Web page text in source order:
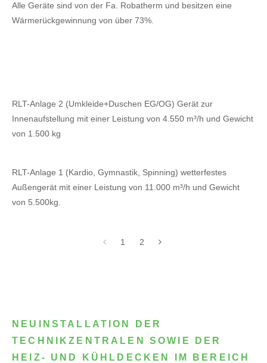
Alle Geräte sind von der Fa. Robatherm und besitzen eine
Wärmerückgewinnung von über 73%.
RLT-Anlage 2 (Umkleide+Duschen EG/OG) Gerät zur
Innenaufstellung mit einer Leistung von 4.550 m³/h und Gewicht
von 1.500 kg
RLT-Anlage 1 (Kardio, Gymnastik, Spinning) wetterfestes
Außengerät mit einer Leistung von 11.000 m³/h und Gewicht
von 5.500kg.
1 2
NEUINSTALLATION DER
TECHNIKZENTRALEN SOWIE DER
HEIZ- UND KÜHLDECKEN IM BEREICH